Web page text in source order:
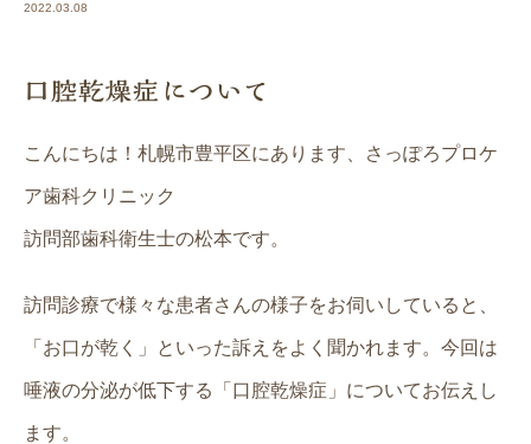
2022.03.08
口腔乾燥症について
こんにちは！札幌市豊平区にあります、さっぽろプロケ
ア歯科クリニック
訪問部歯科衛生士の松本です。
訪問診療で様々な患者さんの様子をお伺いしていると、
「お口が乾く」といった訴えをよく聞かれます。今回は
唾液の分泌が低下する「口腔乾燥症」についてお伝えし
ます。